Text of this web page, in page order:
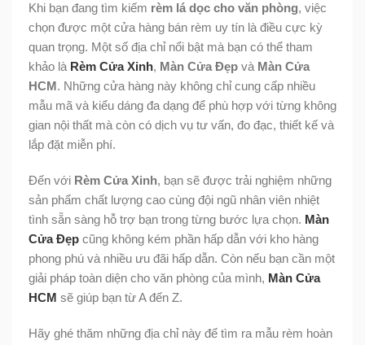
Khi bạn đang tìm kiếm rèm lá dọc cho văn phòng, việc
chọn được một cửa hàng bán rèm uy tín là điều cực kỳ
quan trọng. Một số địa chỉ nổi bật mà bạn có thể tham
khảo là Rèm Cửa Xinh, Màn Cửa Đẹp và Màn Cửa
HCM. Những cửa hàng này không chỉ cung cấp nhiều
mẫu mã và kiểu dáng đa dạng để phù hợp với từng không
gian nội thất mà còn có dịch vụ tư vấn, đo đạc, thiết kế và
lắp đặt miễn phí.
Đến với Rèm Cửa Xinh, bạn sẽ được trải nghiệm những
sản phẩm chất lượng cao cùng đội ngũ nhân viên nhiệt
tình sẵn sàng hỗ trợ bạn trong từng bước lựa chọn. Màn
Cửa Đẹp cũng không kém phần hấp dẫn với kho hàng
phong phú và nhiều ưu đãi hấp dẫn. Còn nếu bạn cần một
giải pháp toàn diện cho văn phòng của mình, Màn Cửa
HCM sẽ giúp bạn từ A đến Z.
Hãy ghé thăm những địa chỉ này để tìm ra mẫu rèm hoàn